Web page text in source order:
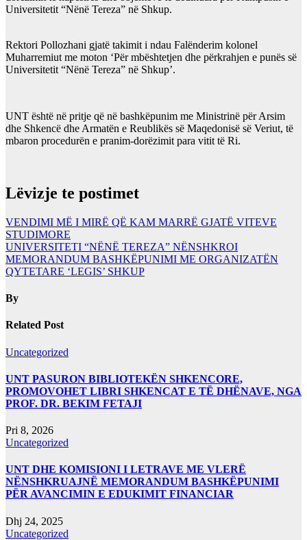
Universitetit “Nënë Tereza” në Shkup.
Rektori Pollozhani gjatë takimit i ndau Falënderim kolonel
Muharremiut me moton ‘Për mbështetjen dhe përkrahjen e punës së
Universitetit “Nënë Tereza” në Shkup’.
UNT është në pritje që në bashkëpunim me Ministrinë për Arsim
dhe Shkencë dhe Armatën e Reublikës së Maqedonisë së Veriut, të
mbaron procedurën e pranim-dorëzimit para vitit të Ri.
Lëvizje te postimet
VENDIMI MË I MIRË QË KAM MARRË GJATË VITEVE
STUDIMORE
UNIVERSITETI “NËNË TEREZA” NËNSHKROI
MEMORANDUM BASHKËPUNIMI ME ORGANIZATËN
QYTETARE ‘LEGIS’ SHKUP
By
Related Post
Uncategorized
UNT PASURON BIBLIOTEKËN SHKENCORE,
PROMOVOHET LIBRI SHKENCAT E TË DHËNAVE, NGA
PROF. DR. BEKIM FETAJI
Pri 8, 2026
Uncategorized
UNT DHE KOMISIONI I LETRAVE ME VLERË
NËNSHKRUAJNË MEMORANDUM BASHKËPUNIMI
PËR AVANCIMIN E EDUKIMIT FINANCIAR
Dhj 24, 2025
Uncategorized